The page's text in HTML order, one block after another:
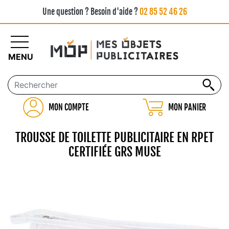
Une question ? Besoin d'aide ?02 85 52 46 26
MON COMPTE MON PANIER
MENU
TROUSSE DE TOILETTE PUBLICITAIRE EN RPET
CERTIFIÉE GRS MUSE